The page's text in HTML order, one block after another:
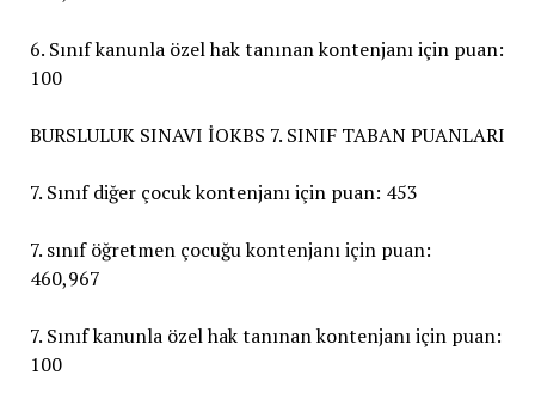
6. Sınıf kanunla özel hak tanınan kontenjanı için puan:
100
BURSLULUK SINAVI İOKBS 7. SINIF TABAN PUANLARI
7. Sınıf diğer çocuk kontenjanı için puan: 453
7. sınıf öğretmen çocuğu kontenjanı için puan:
460,967
7. Sınıf kanunla özel hak tanınan kontenjanı için puan:
100